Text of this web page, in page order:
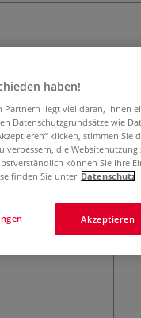
haben!
Partnern liegt viel daran, Ihnen
Datenschutzgrundsätze wie
klicken, stimmen Sie
verbessern, die
können Sie Ihre
finden Sie unter Datenschutz
Akzeptieren